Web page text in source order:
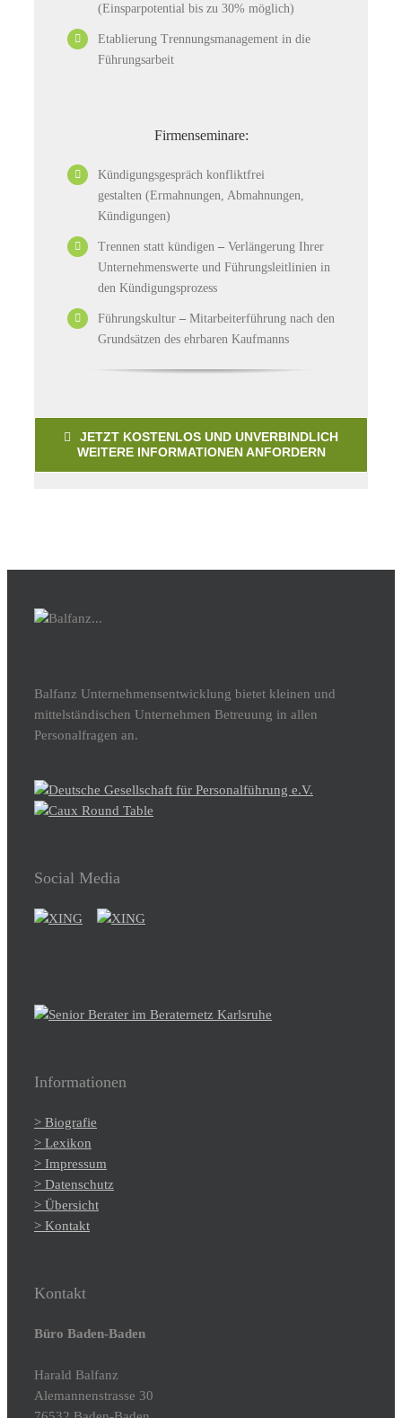
(Einsparpotential bis zu 30% möglich)
Etablierung Trennungsmanagement in die
Führungsarbeit
Firmenseminare:
Kündigungsgespräch konfliktfrei
gestalten (Ermahnungen, Abmahnungen,
Kündigungen)
Trennen statt kündigen– Verlängerung Ihrer
Unternehmenswerte und Führungsleitlinien in
den Kündigungsprozess
Führungskultur– Mitarbeiterführung nach den
Grundsätzen des ehrbaren Kaufmanns
JETZT KOSTENLOS UND UNVERBINDLICH
WEITERE INFORMATIONEN ANFORDERN
Balfanz Unternehmensentwicklung bietet kleinen und
mittelständischen Unternehmen Betreuung in allen
Personalfragen an.
Social Media
Informationen
> Biografie
> Lexikon
> Impressum
> Datenschutz
> Übersicht
> Kontakt
Kontakt
Büro Baden-Baden
Harald Balfanz
Alemannenstrasse 30